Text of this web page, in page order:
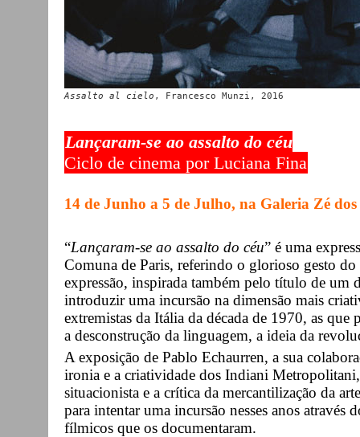
Assalto al cielo , Francesco Munzi, 2016
Lançaram-se ao assalto do céu
Ciclo de cinema por Luciana Fina
14 de Junho a 5 de Julho, na Galeria Zé
“Lançaram-se ao assalto do céu” é uma
Comuna de Paris, referindo o glorioso gesto
expressão, inspirada também pelo título de um
introduzir uma incursão na dimensão mais
extremistas da Itália da década de 1970, as
a desconstrução da linguagem, a ideia da
A exposição de Pablo Echaurren, a sua
ironia e a criatividade dos Indiani
situacionista e a crítica da mercantilização da
para intentar uma incursão nesses anos
fílmicos que os documentaram.